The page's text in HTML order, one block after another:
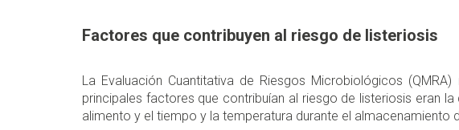
Factores que contribuyen al riesgo de listeriosis
La Evaluación Cuantitativa de Riesgos Microbiológicos
principales factores que contribuían al riesgo de listeriosis eran
alimento y el tiempo y la temperatura durante el almacenamiento